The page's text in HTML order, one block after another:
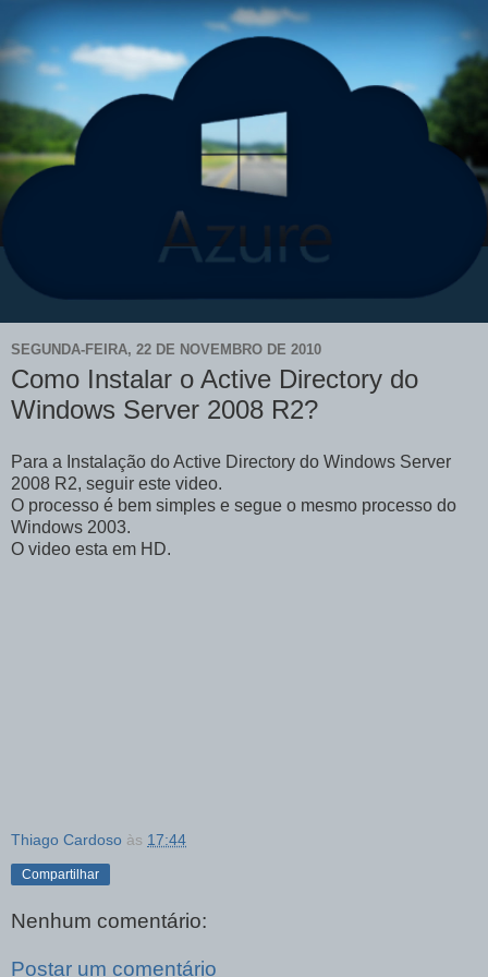
SEGUNDA-FEIRA, 22 DE NOVEMBRO DE 2010
Como Instalar o Active Directory do
Windows Server 2008 R2?
Para a Instalação do Active Directory do Windows Server
2008 R2, seguir este video.
O processo é bem simples e segue o mesmo processo do
Windows 2003.
O video esta em HD.
Thiago Cardoso às 17:44
Compartilhar
Nenhum comentário:
Postar um comentário